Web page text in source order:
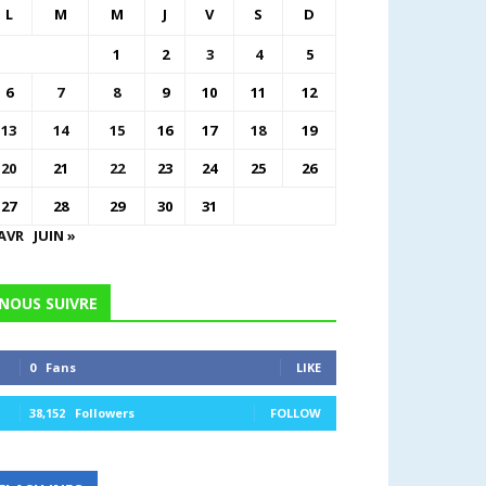
L M M J V S D
1 2 3 4
5
6
7 8 9 10 11
12
13
14 15 16 17 18
19
20
21 22 23 24 25
26
27
28 29 30
31
JUIN »
SUIVRE
0 Fans LIKE
38,152 Followers FOLLOW